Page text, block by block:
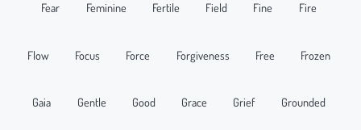
Fear Feminine Fertile Field Fine Fire
Flow Focus Force Forgiveness Free Frozen
Gaia Gentle Good Grace Grief Grounded